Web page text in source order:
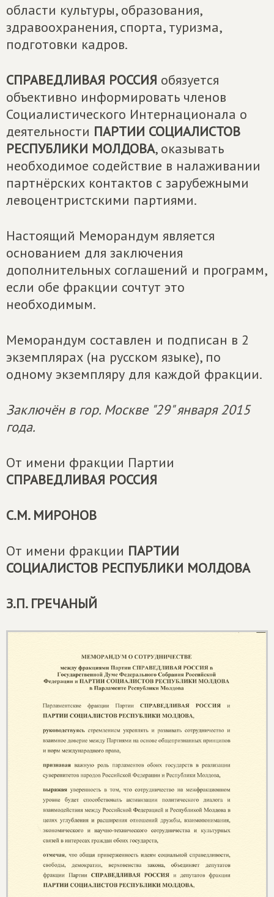
области культуры, образования,
здравоохранения, спорта, туризма,
подготовки кадров.
СПРАВЕДЛИВАЯ РОССИЯ обязуется
объективно информировать членов
Социалистического Интернационала о
деятельности ПАРТИИ СОЦИАЛИСТОВ
РЕСПУБЛИКИ МОЛДОВА, оказывать
необходимое содействие в налаживании
партнёрских контактов с зарубежными
левоцентристскими партиями.
Настоящий Меморандум является
основанием для заключения
дополнительных соглашений и программ,
если обе фракции сочтут это
необходимым.
Меморандум составлен и подписан в 2
экземплярах (на русском языке), по
одному экземпляру для каждой фракции.
Заключён в гор. Москве "29" января 2015
года.
От имени фракции Партии
СПРАВЕДЛИВАЯ РОССИЯ
С.М. МИРОНОВ
От имени фракции ПАРТИИ
СОЦИАЛИСТОВ РЕСПУБЛИКИ МОЛДОВА
З.П. ГРЕЧАНЫЙ